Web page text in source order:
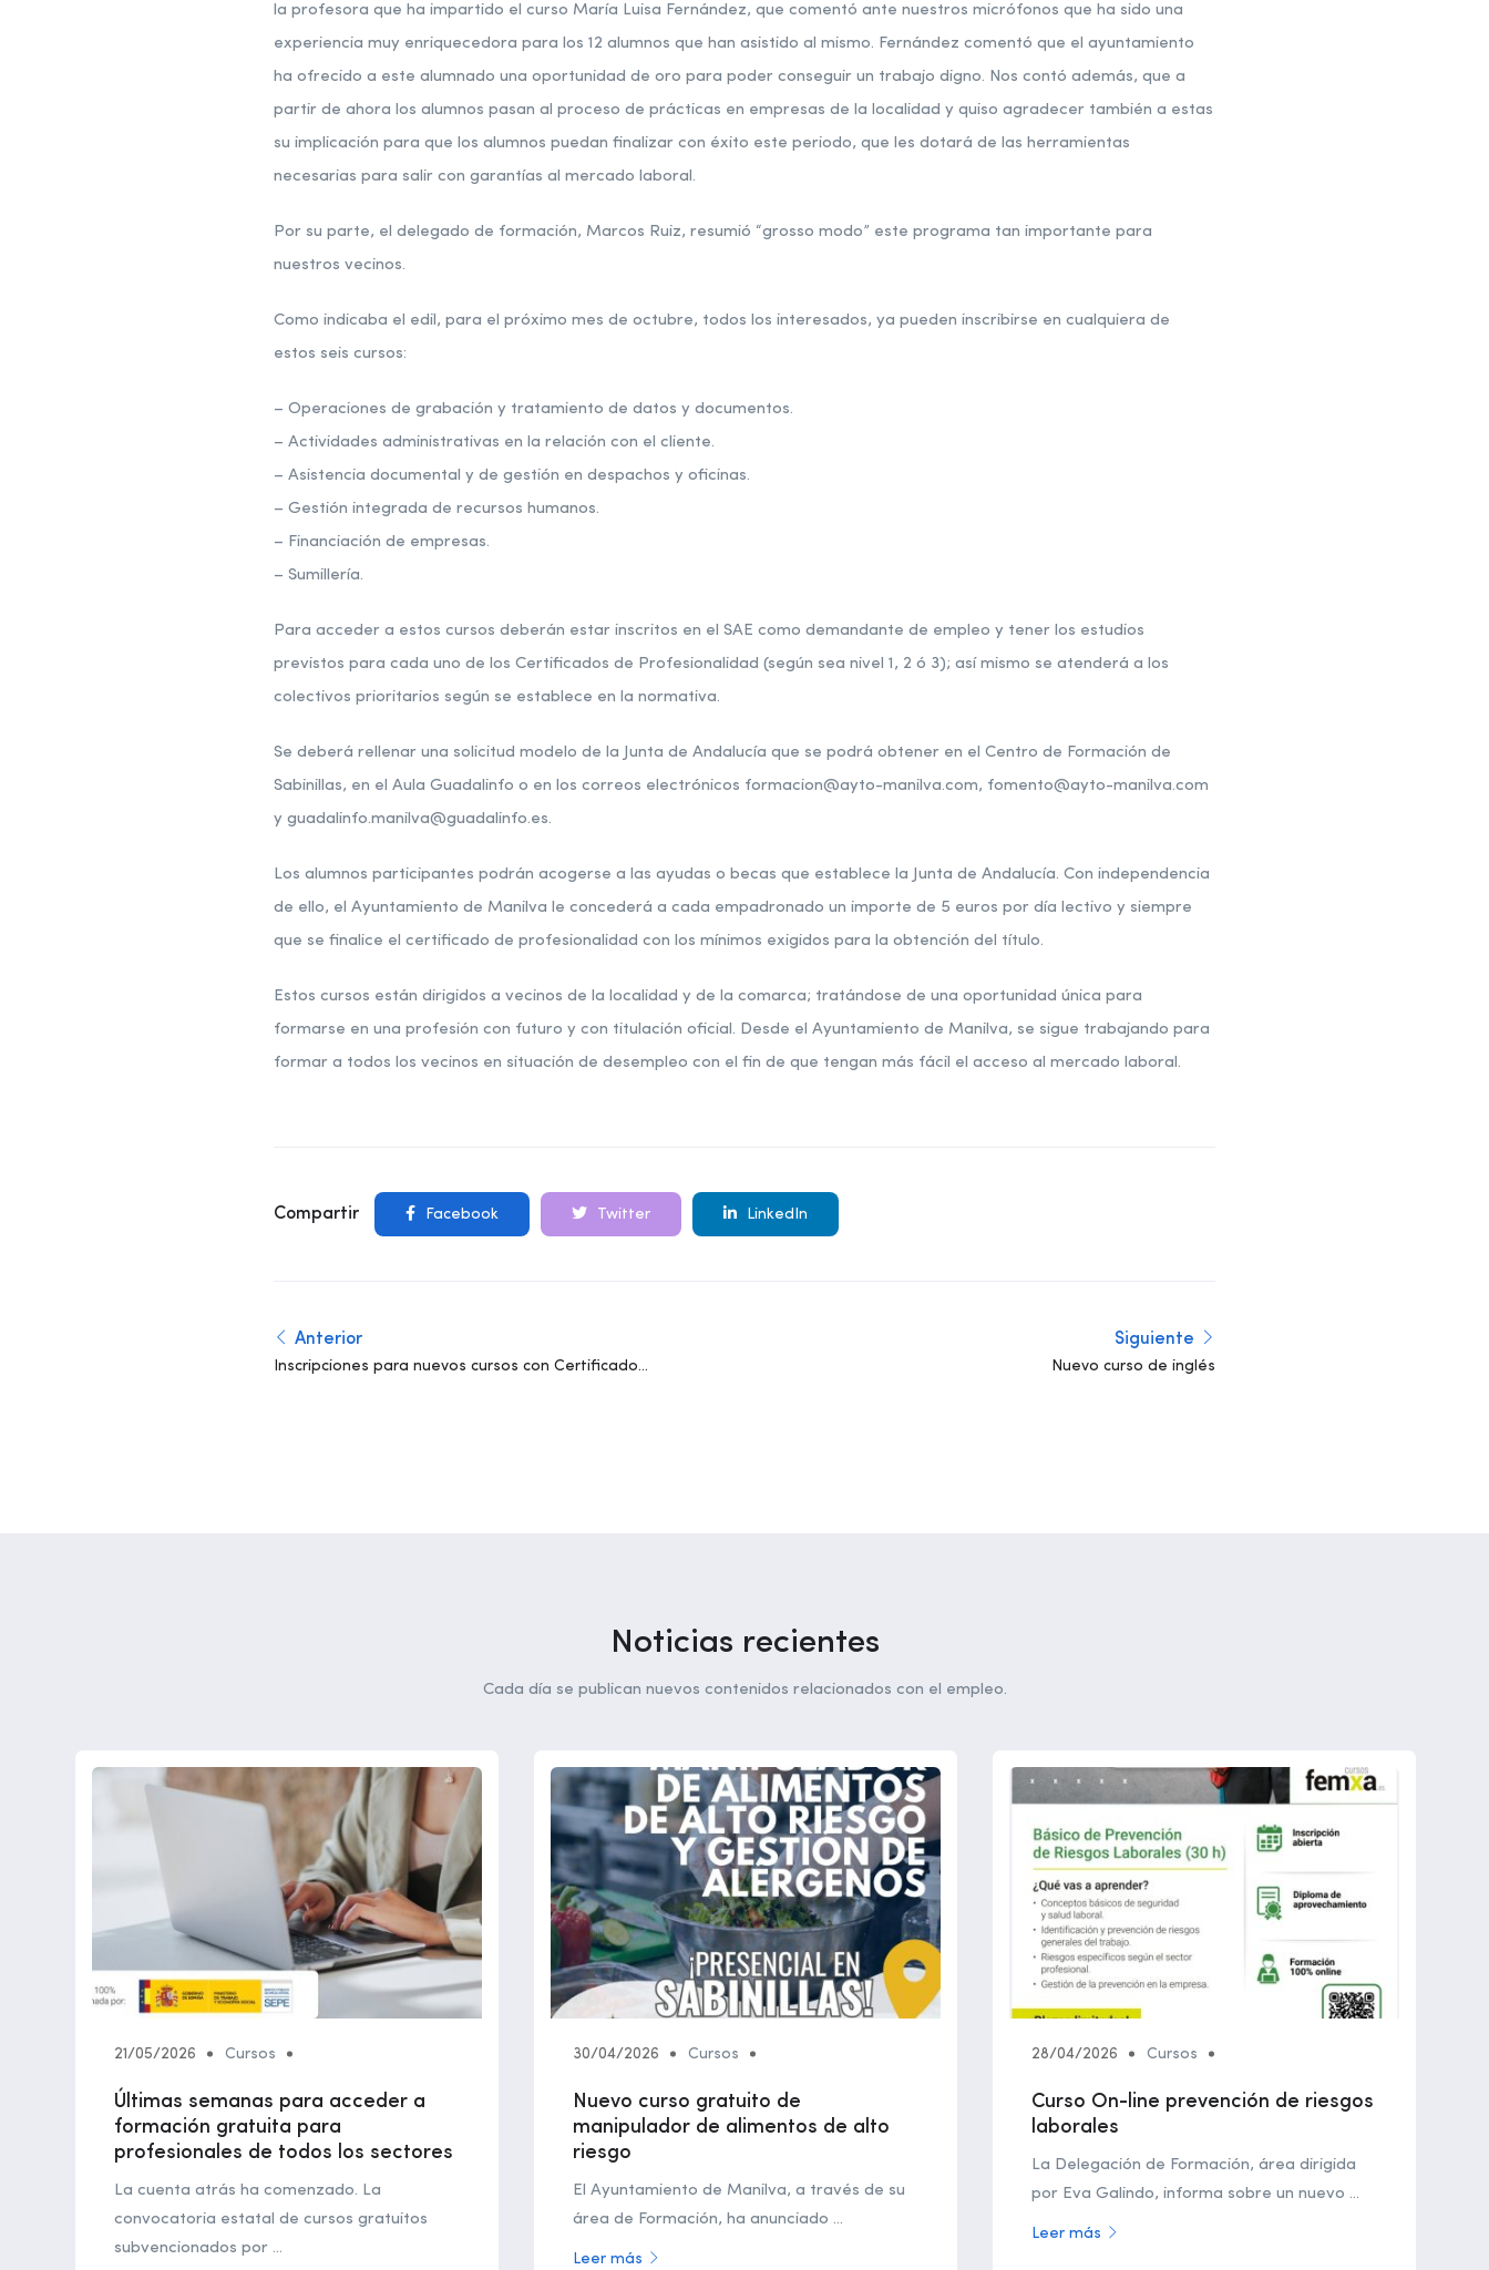
la profesora que ha impartido el curso María Luisa Fernández, que comentó ante nuestros micrófonos que ha sido una
experiencia muy enriquecedora para los 12 alumnos que han asistido al mismo. Fernández comentó que el ayuntamiento
ha ofrecido a este alumnado una oportunidad de oro para poder conseguir un trabajo digno. Nos contó además, que a
partir de ahora los alumnos pasan al proceso de prácticas en empresas de la localidad y quiso agradecer también a estas
su implicación para que los alumnos puedan finalizar con éxito este periodo, que les dotará de las herramientas
necesarias para salir con garantías al mercado laboral.
Por su parte, el delegado de formación, Marcos Ruiz, resumió “grosso modo” este programa tan importante para
nuestros vecinos.
Como indicaba el edil, para el próximo mes de octubre, todos los interesados, ya pueden inscribirse en cualquiera de
estos seis cursos:
– Operaciones de grabación y tratamiento de datos y documentos.
– Actividades administrativas en la relación con el cliente.
– Asistencia documental y de gestión en despachos y oficinas.
– Gestión integrada de recursos humanos.
– Financiación de empresas.
– Sumillería.
Para acceder a estos cursos deberán estar inscritos en el SAE como demandante de empleo y tener los estudios
previstos para cada uno de los Certificados de Profesionalidad (según sea nivel 1, 2 ó 3); así mismo se atenderá a los
colectivos prioritarios según se establece en la normativa.
Se deberá rellenar una solicitud modelo de la Junta de Andalucía que se podrá obtener en el Centro de Formación de
Sabinillas, en el Aula Guadalinfo o en los correos electrónicos formacion@ayto-manilva.com, fomento@ayto-manilva.com
y guadalinfo.manilva@guadalinfo.es.
Los alumnos participantes podrán acogerse a las ayudas o becas que establece la Junta de Andalucía. Con independencia
de ello, el Ayuntamiento de Manilva le concederá a cada empadronado un importe de 5 euros por día lectivo y siempre
que se finalice el certificado de profesionalidad con los mínimos exigidos para la obtención del título.
Estos cursos están dirigidos a vecinos de la localidad y de la comarca; tratándose de una oportunidad única para
formarse en una profesión con futuro y con titulación oficial. Desde el Ayuntamiento de Manilva, se sigue trabajando para
formar a todos los vecinos en situación de desempleo con el fin de que tengan más fácil el acceso al mercado laboral.
Compartir Facebook Twitter LinkedIn
Anterior
Inscripciones para nuevos cursos con Certificado
Siguiente
Nuevo curso de inglés
Noticias recientes
Cada día se publican nuevos contenidos relacionados con el empleo.
21/05/2026 Cursos
Últimas semanas para acceder a
formación gratuita para
profesionales de todos los sectores
La cuenta atrás ha comenzado. La
convocatoria estatal de cursos gratuitos
subvencionados por ...
30/04/2026 Cursos
Nuevo curso gratuito de
manipulador de alimentos de alto
riesgo
El Ayuntamiento de Manilva, a través de su
área de Formación, ha anunciado ...
Leer más
28/04/2026 Cursos
Curso On-line prevención de riesgos
laborales
La Delegación de Formación, área dirigida
por Eva Galindo, informa sobre un nuevo ...
Leer más